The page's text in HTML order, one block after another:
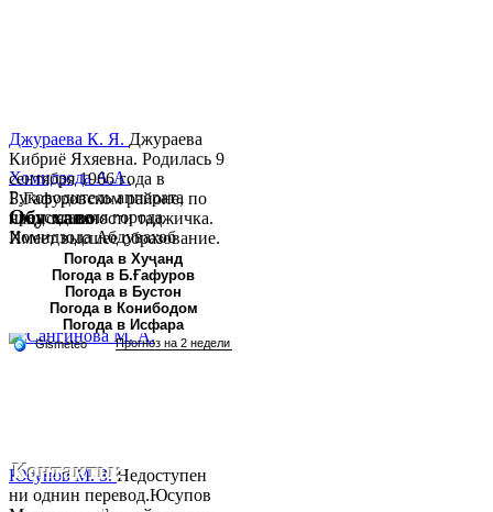
Хомидзода А.А.
Руководитель аппарата
председателя города
Хомидзода Абдувахоб
Абдумаджид родился 8
июня 1978 года в городе
Худжанде. По
национальности...
Джураева К. Я. Джураева
Кибриё Яхяевна. Родилась 9
сентября 1966 года в
Б.Гафуровском районе, по
национальности таджичка.
Имеет высшее образование.
В 1997 ...
Юсупов М. З.Недоступен
ни однин перевод.Юсупов
Обу хаво
Погода в Хуҷанд
Погода в Б.Ғафуров
Погода в Бустон
Погода в Конибодом
Погода в Исфара
Контакты:
Республика Таджикистан,